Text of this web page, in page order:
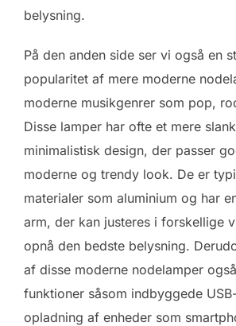
belysning.
På den anden side ser vi også en
popularitet af mere moderne
moderne musikgenrer som pop,
Disse lamper har ofte et mere
minimalistisk design, der passer
moderne og trendy look. De er
materialer som aluminium og har
arm, der kan justeres i forskellige
opnå den bedste belysning.
af disse moderne nodelamper
funktioner såsom indbyggede
opladning af enheder som